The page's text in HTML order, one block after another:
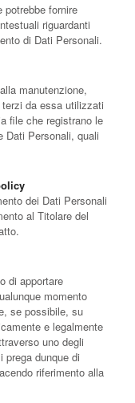
fornire
riguardanti
di Dati Personali.
manutenzione,
da essa utilizzati
file che registrano le
Dati Personali, quali
dei Dati Personali
al Titolare del
di apportare
momento
se possibile, su
e legalmente
uno degli
dunque di
riferimento alla